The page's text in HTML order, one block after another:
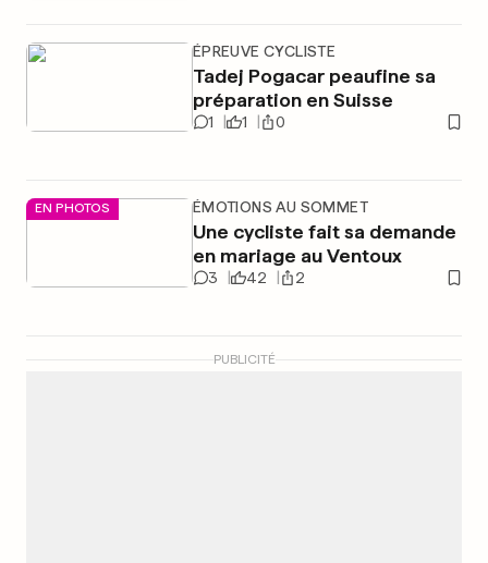
ÉPREUVE CYCLISTE
Tadej Pogacar peaufine sa
préparation en Suisse
1 1 0
EN PHOTOS ÉMOTIONS AU SOMMET
Une cycliste fait sa demande
en mariage au Ventoux
3 42 2
PUBLICITÉ